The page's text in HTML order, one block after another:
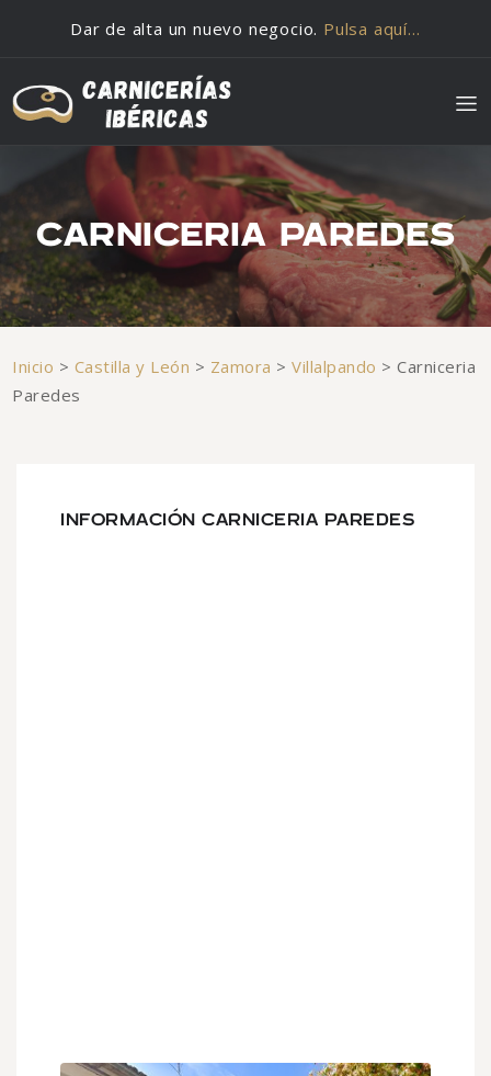
Dar de alta un nuevo negocio. Pulsa aquí…
CARNICERIA PAREDES
Inicio > Castilla y León > Zamora >Villalpando >Carniceria
Paredes
INFORMACIÓN CARNICERIA PAREDES